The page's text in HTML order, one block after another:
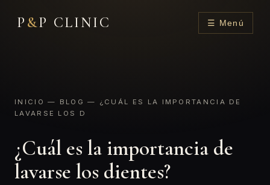
P &P CLINIC ☰ Menú
INICIO — BLOG — ¿CUÁL ES LA IMPORTANCIA DE
LAVARSE LOS D
¿Cuál es la importancia de
lavarse los dientes?